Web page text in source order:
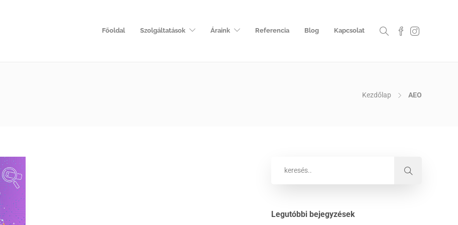
Főoldal Szolgáltatások Áraink Referencia Blog Kapcsolat
Kezdőlap AEO
Legutóbbi bejegyzések